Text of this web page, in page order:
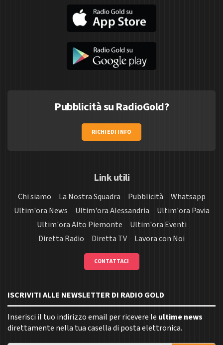
Pubblicità su RadioGold?
RICHIEDI INFO
Link utili
Chi siamo La Nostra Squadra Pubblicità
Whatsapp
Ultim'ora News
Ultim'ora Alessandria
Ultim'ora Pavia
Ultim'ora Alto Piemonte
Ultim'ora Eventi
Diretta Radio
Diretta TV Lavora con Noi
CONTATTACI
ISCRIVITI ALLE NEWSLETTER DI RADIO GOLD
Inserisci il tuo indirizzo email per ricevere le ultime news
direttamente nella tua casella di posta elettronica.